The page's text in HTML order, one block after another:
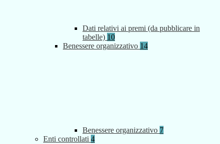
Dati relativi ai premi (da pubblicare in
tabelle) 10
Benessere organizzativo 14
Benessere organizzativo 7
Enti controllati 4